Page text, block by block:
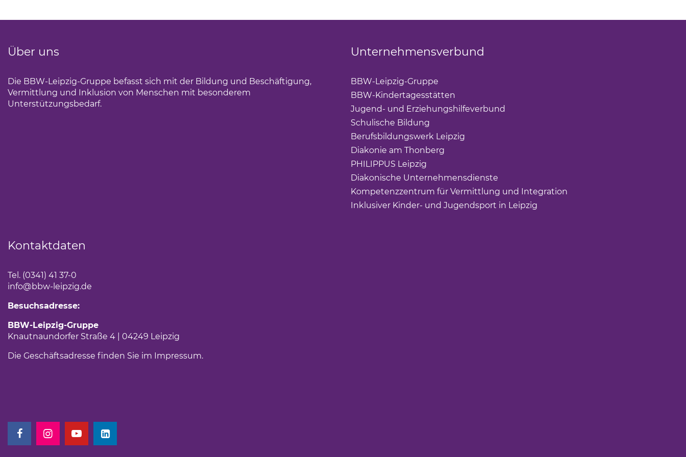
Über uns
Die BBW-Leipzig-Gruppe befasst sich mit der Bildung und Beschäftigung,
Vermittlung und Inklusion von Menschen mit besonderem
Unterstützungsbedarf.
Unternehmensverbund
BBW-Leipzig-Gruppe
BBW-Kindertagesstätten
Jugend- und Erziehungshilfeverbund
Schulische Bildung
Berufsbildungswerk Leipzig
Diakonie am Thonberg
PHILIPPUS Leipzig
Diakonische Unternehmensdienste
Kompetenzzentrum für Vermittlung und Integration
Inklusiver Kinder- und Jugendsport in Leipzig
Kontaktdaten
Tel. (0341) 41 37-0
info@bbw-leipzig.de
Besuchsadresse:
BBW-Leipzig-Gruppe
Knautnaundorfer Straße 4 | 04249 Leipzig
Die Geschäftsadresse finden Sie im Impressum.
(Link öffnet einen neuen Tab)
(Link öffnet einen neuen Tab)
(Link öffnet einen neuen Tab)
(Link öffnet einen neuen Tab)